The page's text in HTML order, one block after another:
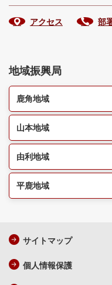
アクセス 部
地域振興局
鹿角地域
山本地域
由利地域
平鹿地域
サイトマップ
個人情報保護